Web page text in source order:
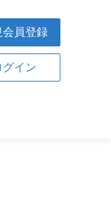
会員登録
グイン